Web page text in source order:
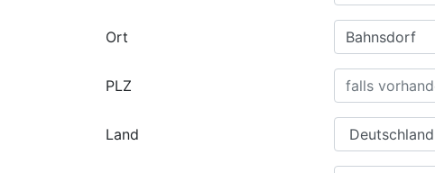
Ort
PLZ
Land